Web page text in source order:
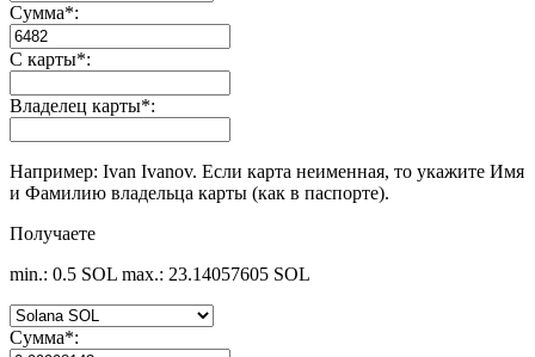
Сумма*:
С карты*:
Владелец карты*:
Например: Ivan Ivanov. Если карта неименная, то укажите Имя
и Фамилию владельца карты (как в паспорте).
Получаете
min.: 0.5 SOL max.: 23.14057605 SOL
Сумма*: